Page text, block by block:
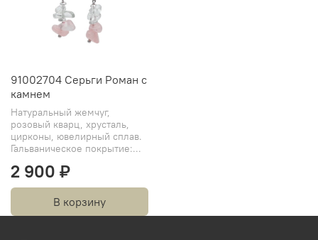
91002704 Серьги Роман с
камнем
Натуральный жемчуг,
розовый кварц, хрусталь,
цирконы, ювелирный сплав.
Гальваническое покрытие:...
2 900 ₽
В корзину